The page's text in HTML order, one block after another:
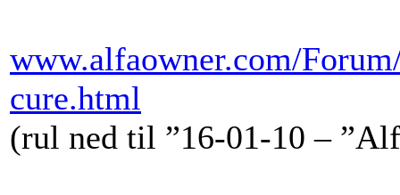
www.alfaowner.com/
cure.html
(rul ned til ”16-01-10 –